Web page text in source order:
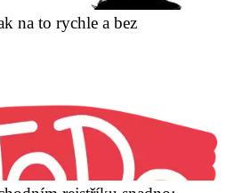
na to rychle a bez